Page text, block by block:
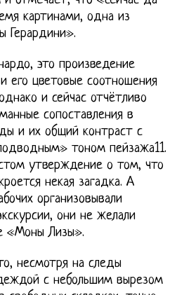
картинами, одна из
Герардини».
это произведение
его цветовые соотношения
и сейчас отчётливо
сопоставления в
и их общий контраст с
тоном пейзажа11.
утверждение о том, что
некая загадка. А
организовывали
они не желали
«Моны Лизы».
несмотря на следы
с небольшим вырезом